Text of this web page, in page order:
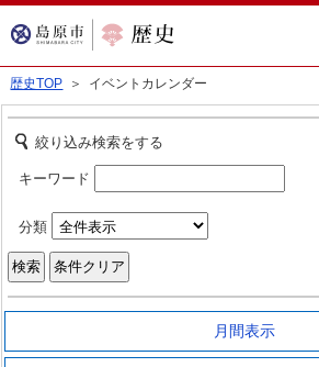
歴史TOP ＞ イベントカレンダー
絞り込み検索をする
キーワード
分類
月間表示